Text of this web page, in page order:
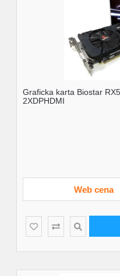
Graficka karta Biostar
2XDPHDMI
Web cena